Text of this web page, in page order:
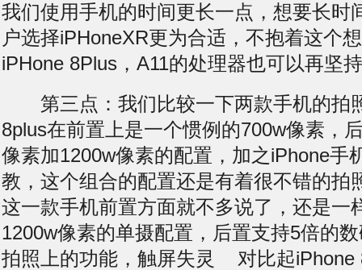
我们使用手机的时间更长一点，想要长时
户选择iPHoneXR更为合适，不抱着这个
iPHone 8Plus，A11的处理器也可以再坚
第三点：我们比较一下两款手机的拍
8plus在前置上是一个惯例的700w像素，
像素加1200w像素的配置，加之iPhone手
教，这个组合的配置还是有着很不错的拍
这一款手机前置方面就不多说了，还是一
1200w像素的单摄配置，后置支持5倍的
拍照上的功能， 触屏失灵
对比起iPhone